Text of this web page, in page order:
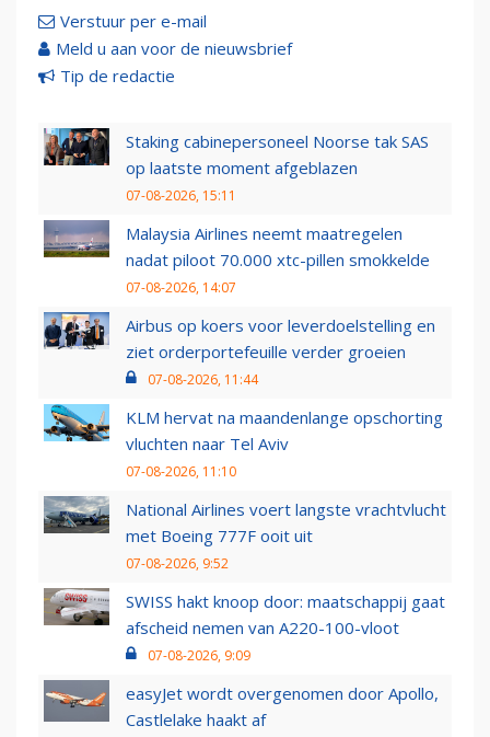
Verstuur per e-mail
Meld u aan voor de nieuwsbrief
Tip de redactie
Staking cabinepersoneel Noorse tak SAS
op laatste moment afgeblazen
07-08-2026, 15:11
Malaysia Airlines neemt maatregelen
nadat piloot 70.000 xtc-pillen smokkelde
07-08-2026, 14:07
Airbus op koers voor leverdoelstelling en
ziet orderportefeuille verder groeien
07-08-2026, 11:44
KLM hervat na maandenlange opschorting
vluchten naar Tel Aviv
07-08-2026, 11:10
National Airlines voert langste vrachtvlucht
met Boeing 777F ooit uit
07-08-2026, 9:52
SWISS hakt knoop door: maatschappij gaat
afscheid nemen van A220-100-vloot
07-08-2026, 9:09
easyJet wordt overgenomen door Apollo,
Castlelake haakt af